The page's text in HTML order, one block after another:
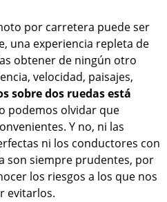
por carretera puede ser
una experiencia repleta de
obtener de ningún otro
velocidad, paisajes,
sobre dos ruedas está
podemos olvidar que
Y no, ni las
ni los conductores con
son siempre prudentes, por
los riesgos a los que nos
evitarlos.